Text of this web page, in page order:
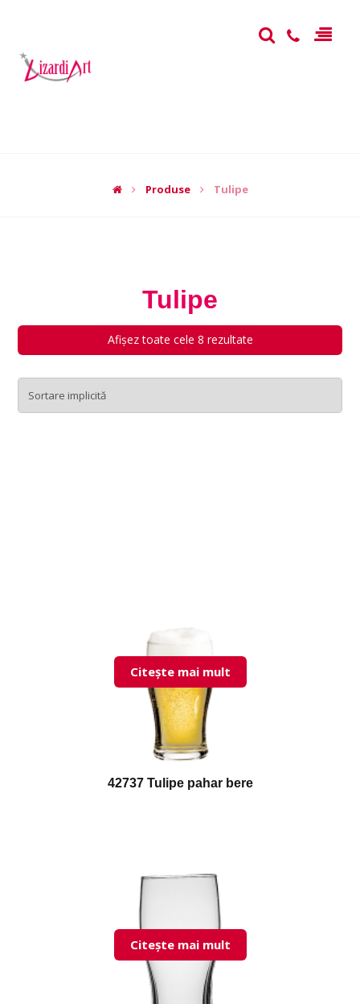
Produse Tulipe
Tulipe
Afișez toate cele 8 rezultate
42737 Tulipe pahar bere
Citește mai mult
Citește mai mult